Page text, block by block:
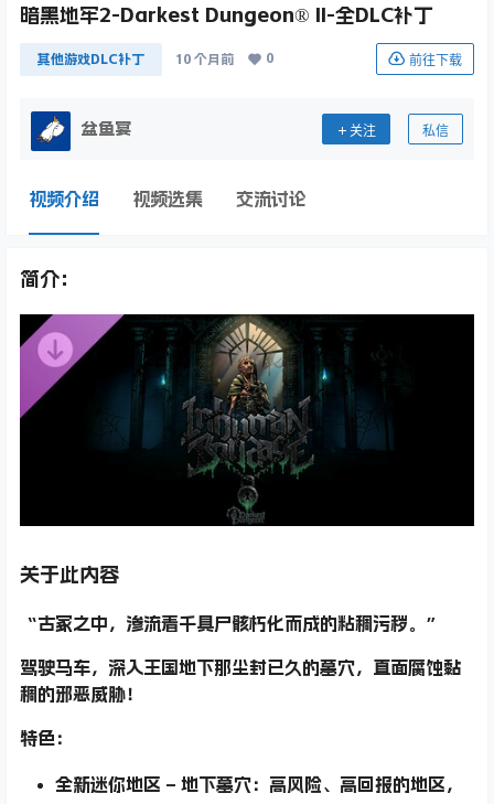
暗黑地牢2-Darkest Dungeon® II-全DLC补丁
其他游戏DLC补丁 10 个月前 0 前往下载
盆鱼宴 关注 私信
视频介绍 视频选集 交流讨论
简介：
关于此内容
“古冢之中，渗流着千具尸骸朽化而成的粘稠污秽。”
驾驶马车，深入王国地下那尘封已久的墓穴，直面腐蚀黏
稠的邪恶威胁！
特色：
全新迷你地区 – 地下墓穴：高风险、高回报的地区，